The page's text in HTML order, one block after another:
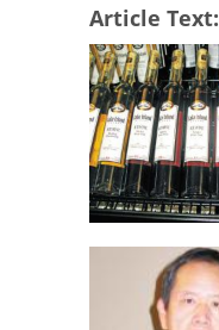
Article Text: